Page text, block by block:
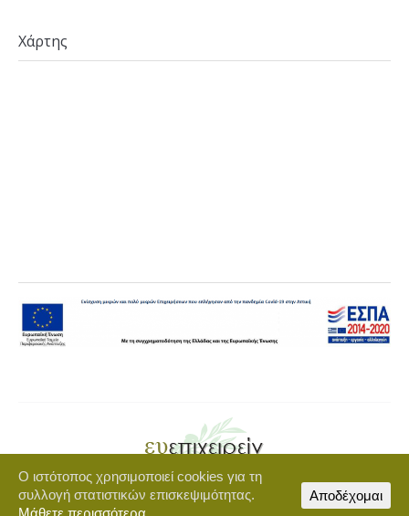
Χάρτης
Copyright © 2021 euepixeirein.gr | Developed by BigWebTheory
Ο ιστότοπος χρησιμοποιεί cookies για τη
συλλογή στατιστικών επισκεψιμότητας.
Μάθετε περισσότερα.
Αποδέχομαι